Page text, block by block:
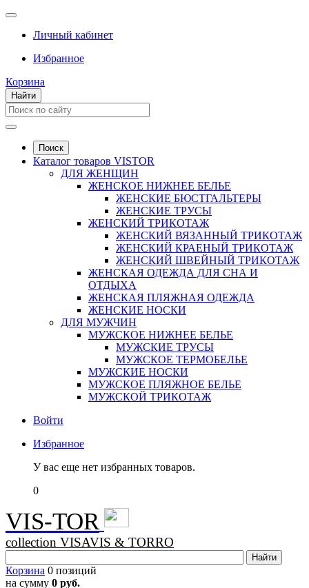
Личный кабинет
Избранное
Корзина
Найти
Поиск
Каталог товаров VISTOR
ДЛЯ ЖЕНЩИН
ЖЕНСКОЕ НИЖНЕЕ БЕЛЬЕ
ЖЕНСКИЕ БЮСТГАЛЬТЕРЫ
ЖЕНСКИЕ ТРУСЫ
ЖЕНСКИЙ ТРИКОТАЖ
ЖЕНСКИЙ ВЯЗАННЫЙ ТРИКОТАЖ
ЖЕНСКИЙ КРАЕНЫЙ ТРИКОТАЖ
ЖЕНСКИЙ ШВЕЙНЫЙ ТРИКОТАЖ
ЖЕНСКАЯ ОДЕЖДА ДЛЯ СНА И
ОТДЫХА
ЖЕНСКАЯ ПЛЯЖНАЯ ОДЕЖДА
ЖЕНСКИЕ НОСКИ
ДЛЯ МУЖЧИН
МУЖСКОЕ НИЖНЕЕ БЕЛЬЕ
МУЖСКИЕ ТРУСЫ
МУЖСКОЕ ТЕРМОБЕЛЬЕ
МУЖСКИЕ НОСКИ
МУЖСКОЕ ПЛЯЖНОЕ БЕЛЬЕ
МУЖСКОЙ ТРИКОТАЖ
Войти
Избранное
У вас еще нет избранных товаров.
0
VIS-TOR
collection VISAVIS & TORRO
Корзина 0 позиций
на сумму 0 руб.